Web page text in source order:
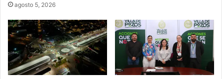
agosto 5, 2026